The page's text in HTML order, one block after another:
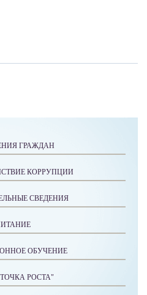
ГРАЖДАН
КОРРУПЦИИ
СВЕДЕНИЯ
ОБУЧЕНИЕ
РОСТА"